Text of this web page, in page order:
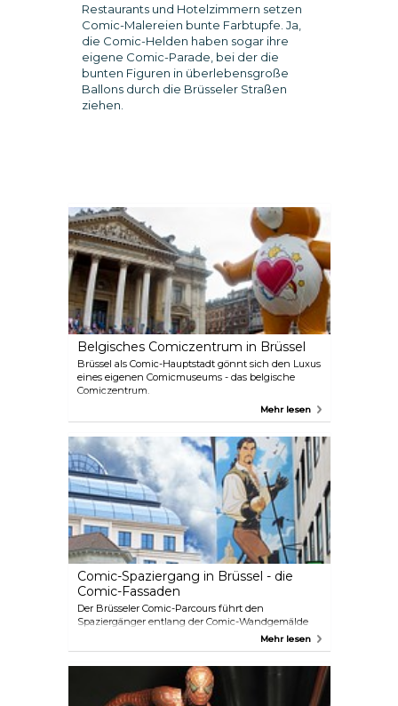
Restaurants und Hotelzimmern setzen
Comic-Malereien bunte Farbtupfe. Ja,
die Comic-Helden haben sogar ihre
eigene Comic-Parade, bei der die
bunten Figuren in überlebensgroße
Ballons durch die Brüsseler Straßen
ziehen.
Belgisches Comiczentrum in Brüssel
Brüssel als Comic-Hauptstadt gönnt sich den Luxus
eines eigenen Comicmuseums - das belgische
Comiczentrum.
Mehr lesen
Comic-Spaziergang in Brüssel - die
Comic-Fassaden
Der Brüsseler Comic-Parcours führt den
Spaziergänger entlang der Comic-Wandgemälde
quer durch die Comic-Hauptstadt Brüssel und die
bunten Welten des belgischen Comics.
Mehr lesen